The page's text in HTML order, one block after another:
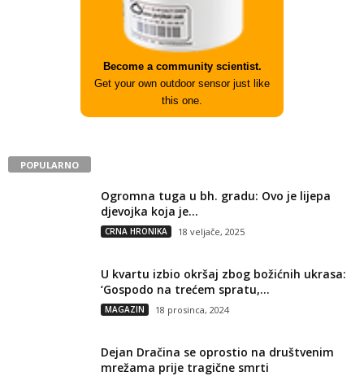
Become a community scientist.
Get your own outdoor sensor just like
this one.
POPULARNO
Ogromna tuga u bh. gradu: Ovo je lijepa
djevojka koja je...
CRNA HRONIKA 18 veljače, 2025
U kvartu izbio okršaj zbog božićnih ukrasa:
‘Gospodo na trećem spratu,...
MAGAZIN 18 prosinca, 2024
Dejan Dračina se oprostio na društvenim
mrežama prije tragične smrti